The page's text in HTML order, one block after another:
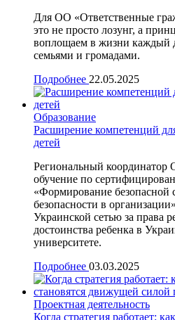
Для ОО «Ответственные
это не просто лозунг, а
воплощаем в жизни каждый
семьями и громадами.
Подробнее 22.05.2025
Образование
Расширение компетенций
детей
Региональный координатор
обучение по
«Формирование безопасной
безопасности в
Украинской сетью за права
достоинства ребенка в
университете.
Подробнее 03.03.2025
Проектная деятельность
Когда стратегия работает: